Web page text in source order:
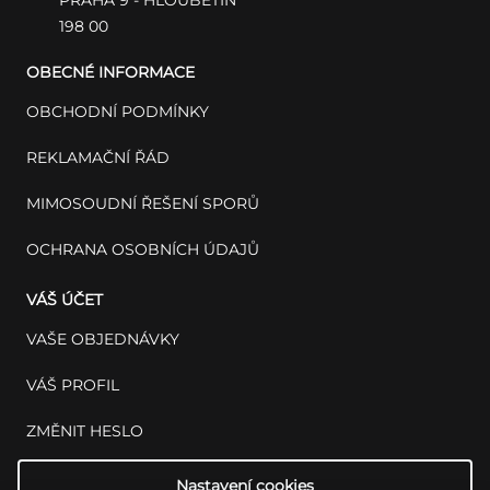
198 00
OBECNÉ INFORMACE
OBCHODNÍ PODMÍNKY
REKLAMAČNÍ ŘÁD
MIMOSOUDNÍ ŘEŠENÍ SPORŮ
OCHRANA OSOBNÍCH ÚDAJŮ
VÁŠ ÚČET
VAŠE OBJEDNÁVKY
VÁŠ PROFIL
ZMĚNIT HESLO
Nastavení cookies